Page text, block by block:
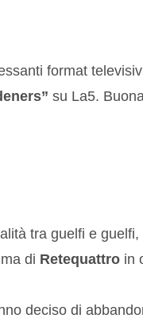
format
su La5.
tra guelfi e
di Retequattro in
deciso di